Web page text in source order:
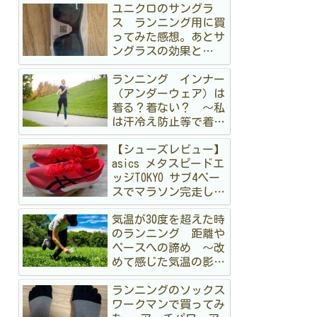
ユニクロのサングラ
ス ランニング用に買
ってみた感想。あとサ
ングラスの効果と
か 〜オークリーも持
ってるけど〜
ランニング インナー
（アンダーウェア）は
着る？着ない？ 〜私
は汗冷え防止等で着る
派です〜
【シューズレビュー】
asics メタスピードエ
ッジTOKYO サブ4ペー
スでマラソン完走して
みた
気温が30度を超えた時
のランニング 距離や
ペースへの諦め 〜改
めて感じた気温の影
響〜
ランニングのソックス
ワークマンで買ってみ